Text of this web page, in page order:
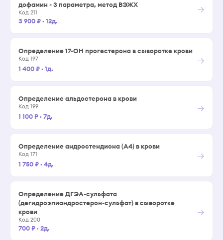
дофамин - 3 параметра, метод ВЭЖХ
Код 211
3 900 ₽· 12д.
→
Определение 17-ОН прогестерона в сыворотке крови
Код 197
1 400 ₽· 1д.
→
Определение альдостерона в крови
Код 199
1 100 ₽· 7д.
→
Определение андростендиона (А4) в крови
Код 171
1 750 ₽· 4д.
→
Определение ДГЭА-сульфата
(дегидроэпиандростерон-сульфат) в сыворотке
крови
Код 200
700 ₽· 2д.
→